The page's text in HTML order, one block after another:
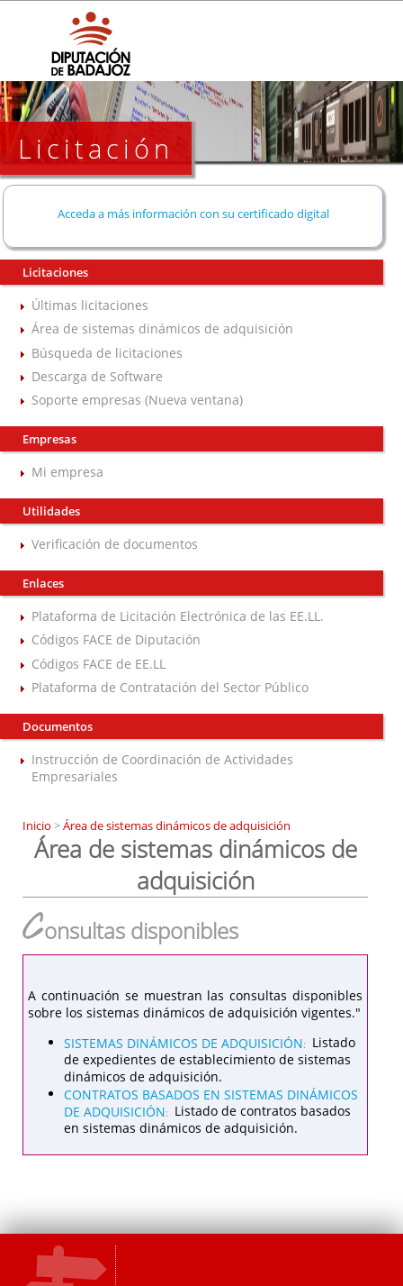
Licitación
Acceda a más información con su certificado digital
Licitaciones
Últimas licitaciones
Área de sistemas dinámicos de adquisición
Búsqueda de licitaciones
Descarga de Software
Soporte empresas (Nueva ventana)
Empresas
Mi empresa
Utilidades
Verificación de documentos
Enlaces
Plataforma de Licitación Electrónica de las EE.LL.
Códigos FACE de Diputación
Códigos FACE de EE.LL
Plataforma de Contratación del Sector Público
Documentos
Instrucción de Coordinación de Actividades
Empresariales
Inicio >Área de sistemas dinámicos de adquisición
Área de sistemas dinámicos de
adquisición
Consultas disponibles
A continuación se muestran las consultas disponibles
sobre los sistemas dinámicos de adquisición vigentes."
SISTEMAS DINÁMICOS DE ADQUISICIÓN: Listado
de expedientes de establecimiento de sistemas
dinámicos de adquisición.
CONTRATOS BASADOS EN SISTEMAS DINÁMICOS
DE ADQUISICIÓN: Listado de contratos basados
en sistemas dinámicos de adquisición.